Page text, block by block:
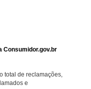
Consumidor.gov.br
total de reclamações,
e